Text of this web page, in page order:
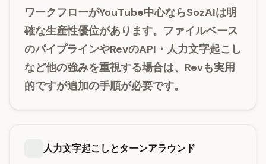
ワークフローがYouTube中心ならSozAIは明
確な生産性優位があります。ファイルベース
のパイプラインやRevのAPI・人力文字起こし
など他の強みを重視する場合は、Revも実用
的ですが追加の手順が必要です。
人力文字起こしとターンアラウンド